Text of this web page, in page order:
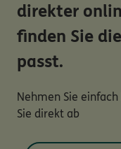
direkter
finden Sie
passt.
Nehmen Sie
Sie direkt ab